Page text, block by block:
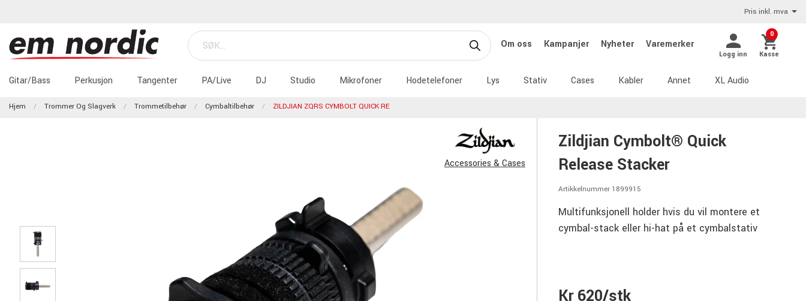
Pris inkl. mva
Om oss Kampanjer Nyheter Varemerker
Logg inn
0
Kasse
Gitar/Bass Perkusjon Tangenter PA/Live DJ Studio Mikrofoner Hodetelefoner Lys Stativ Cases Kabler Annet XL Audio
Hjem Trommer Og Slagverk Trommetilbehør Cymbaltilbehør ZILDJIAN ZQRS CYMBOLT QUICK RE
Accessories & Cases
Zildjian Cymbolt® Quick
Release Stacker
Artikkelnummer 1899915
Multifunksjonell holder hvis du vil montere et
cymbal-stack eller hi-hat på et cymbalstativ
Kr 620/stk